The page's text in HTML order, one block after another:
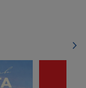
сети